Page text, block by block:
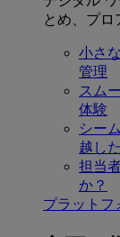
とめ、プロ
小さ
管理
スム
体験
シー
越し
担当
か？
プラットフ